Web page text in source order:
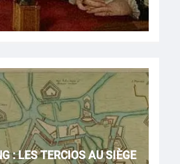
: LES TERCIOS AU SIÈGE